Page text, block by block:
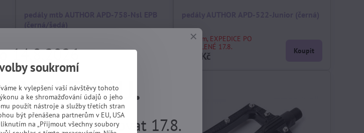
DOVOLENÉ 17.8.
Koupit
skladem, EXPEDICE PO
DOVOLENÉ 17.8.
150 Kč Koupit
soukromí
k vylepšení vaší návštěvy tohoto
a ke shromažďování údajů o jeho
použít nástroje a služby třetích stran
být přenášena partnerům v EU, USA
na „Přijmout všechny soubory
14.8.2026
budeme vyřizovat 17.8.